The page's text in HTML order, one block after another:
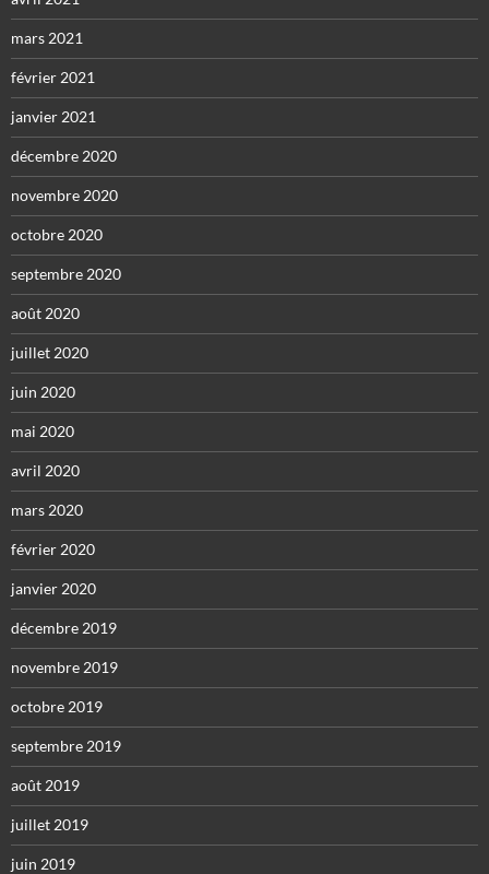
mars 2021
février 2021
janvier 2021
décembre 2020
novembre 2020
octobre 2020
septembre 2020
août 2020
juillet 2020
juin 2020
mai 2020
avril 2020
mars 2020
février 2020
janvier 2020
décembre 2019
novembre 2019
octobre 2019
septembre 2019
août 2019
juillet 2019
juin 2019